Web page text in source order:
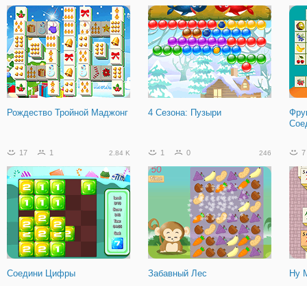
Рождество Тройной Маджонг 4 Сезона: Пузыри
17 1 2.84 K
Соедини Цифры
1 0 246
Забавный Лес
7
Ну